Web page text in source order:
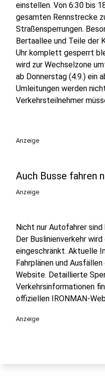
einstellen. Von 6:30 bis
gesamten Rennstrecke
Straßensperrungen.
Bertaallee und Teile der
Uhr komplett gesperrt
wird zur Wechselzone
ab Donnerstag (4.9.) ein
Umleitungen werden
Verkehrsteilnehmer
Anzeige
Auch Busse fahren
Anzeige
Nicht nur Autofahrer
Der Buslinienverkehr
eingeschränkt. Aktuelle
Fahrplänen und
Website. Detaillierte
Verkehrsinformationen
offiziellen IRONMAN-
Anzeige